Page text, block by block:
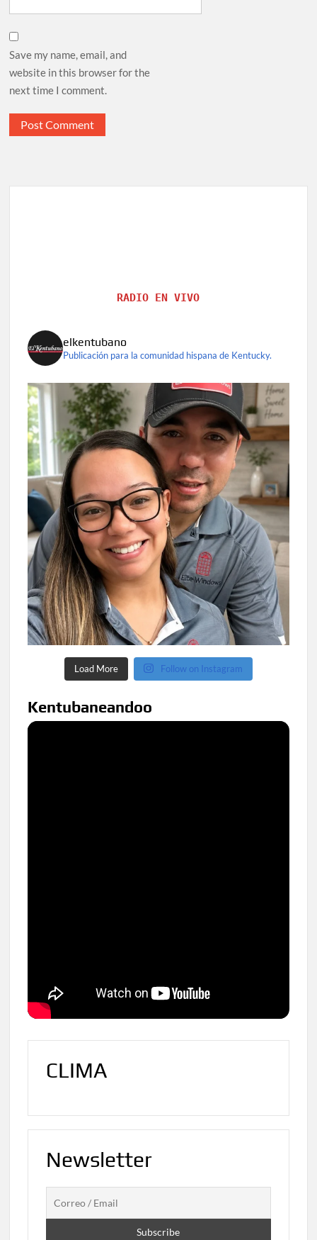
Save my name, email, and
website in this browser for the
next time I comment.
RADIO EN VIVO
elkentubano
Publicación para la comunidad hispana de Kentucky.
Load More Follow on Instagram
Kentubaneandoo
CLIMA
Newsletter